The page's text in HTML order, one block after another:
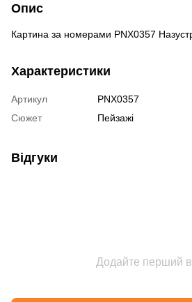
Опис
Картина за номерами PNX0357
Характеристики
Артикул
PNX0357
Сюжет
Пейзажі
Відгуки
Додайте перший